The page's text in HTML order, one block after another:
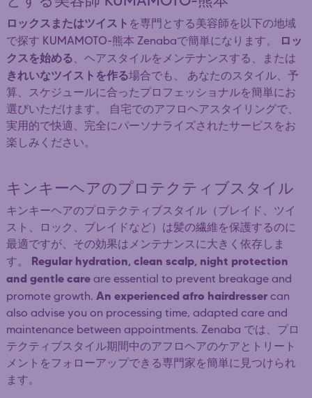
ロックスまたはツイスト を専門とする美容師を以下の地域
で探す KUMAMOTO-熊本 Zenabaで簡単になります。
ロッ
クスを始める、ヘアスタイルをメンテナンスする、または
きれいなツイストを作る場合でも、 あなたのスタイル、予
算、スケジュールに合ったプロフェッショナルを簡単にお
選びいただけます。 自宅でのアフロヘアスタイリングで、
実用的で快適、完全にパーソナライズされたサービスをお
楽しみください。
キンキーヘアのプロテクティブスタイル
キンキーヘアのプロテクティブスタイル（ブレイド、ツイ
スト、ロック、ブレイドなど）は髪の繊維を保護するのに
最適ですが、その効果はメンテナンスに大きく依存しま
す。 Regular hydration, clean scalp, night protection
and gentle care are essential to prevent breakage and
promote growth. An experienced afro hairdresser can
also advise you on processing time, adapted care and
maintenance between appointments. Zenaba では、プロ
テクティブスタイル期間中のアフロヘアのケアとトリート
メントをフォローアップできる専門家を簡単に見つけられ
ます。